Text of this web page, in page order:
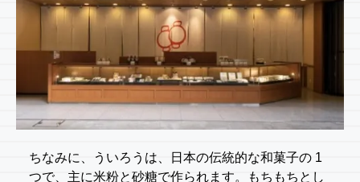
ちなみに、ういろうは、日本の伝統的な和菓子の 1
つで、主に米粉と砂糖で作られます。もちもちとし